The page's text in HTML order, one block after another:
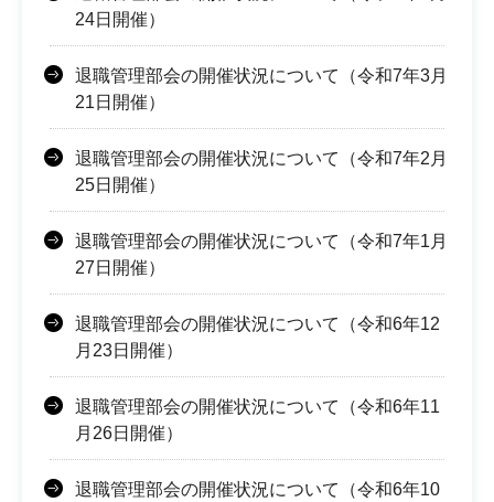
24日開催）
退職管理部会の開催状況について（令和7年3月
21日開催）
退職管理部会の開催状況について（令和7年2月
25日開催）
退職管理部会の開催状況について（令和7年1月
27日開催）
退職管理部会の開催状況について（令和6年12
月23日開催）
退職管理部会の開催状況について（令和6年11
月26日開催）
退職管理部会の開催状況について（令和6年10